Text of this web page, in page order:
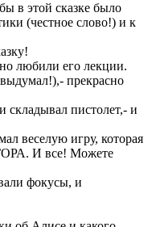
в этой сказке было
(честное слово!) и к
любили его лекции.
прекрасно
пистолет,- и
веселую игру, которая
И все! Можете
фокусы, и